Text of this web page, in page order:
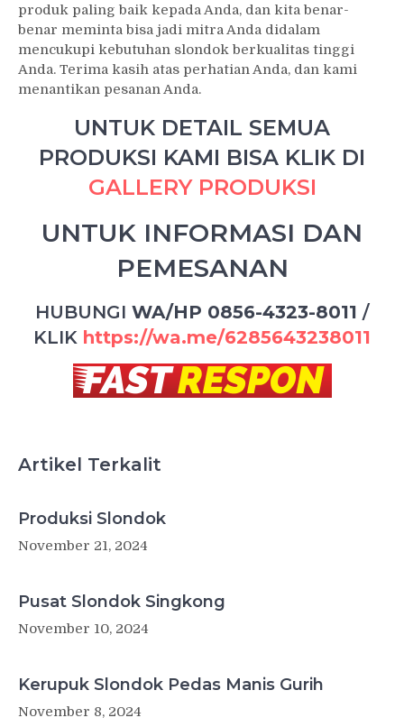
produk paling baik kepada Anda, dan kita benar-
benar meminta bisa jadi mitra Anda didalam
mencukupi kebutuhan slondok berkualitas tinggi
Anda. Terima kasih atas perhatian Anda, dan kami
menantikan pesanan Anda.
UNTUK DETAIL SEMUA
PRODUKSI KAMI BISA KLIK DI
GALLERY PRODUKSI
UNTUK INFORMASI DAN
PEMESANAN
HUBUNGI WA/HP 0856-4323-8011 /
KLIK https://wa.me/6285643238011
Artikel Terkalit
Produksi Slondok
November 21, 2024
Pusat Slondok Singkong
November 10, 2024
Kerupuk Slondok Pedas Manis Gurih
November 8, 2024